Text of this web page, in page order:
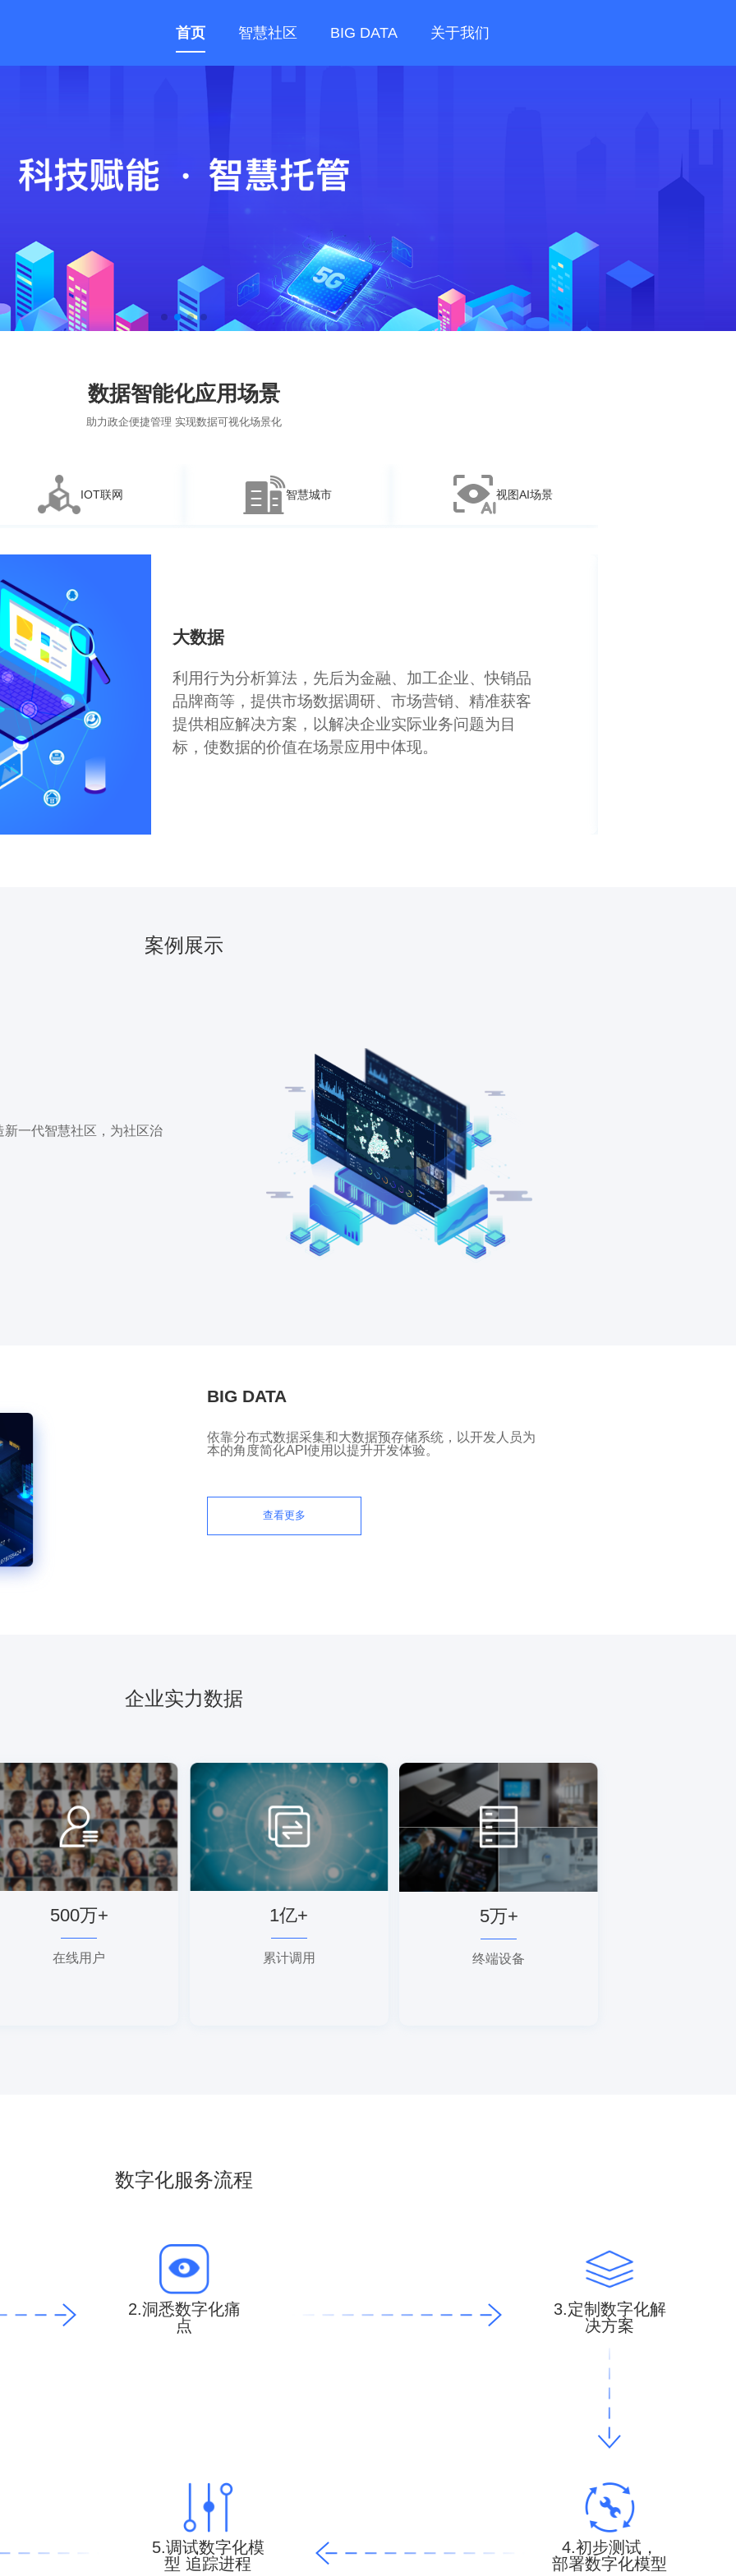
首页 智慧社区 BIG DATA 关于我们
数据智能化应用场景
助力政企便捷管理 实现数据可视化场景化
IOT联网 智慧城市 视图AI场景
IOT联网
依托IOT物联网解决方案，打通各节点物理设备与业务
系统运营的逻辑关系为客户提供低延时，高效的设备
管理方案，提升场景设备的可靠性，有效支撑场景运
作。
案例展示
一代智慧社区，为社区治
BIG DATA
依靠分布式数据采集和大数据预存储系统，以开发人员为
本的角度简化API使用以提升开发体验。
查看更多
企业实力数据
500万+
在线用户
1亿+
累计调用
5万+
终端设备
数字化服务流程
2.洞悉数字化痛
点
3.定制数字化解
决方案
5.调试数字化模
型 追踪进程
4.初步测试，
部署数字化模型